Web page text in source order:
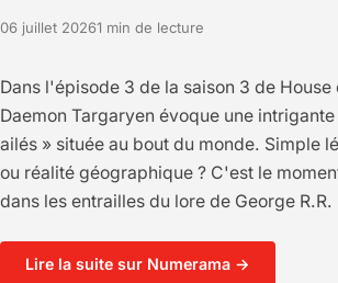
06 juillet 20261 min de lecture
Dans l'épisode 3 de la saison 3 de House
Daemon Targaryen évoque une
ailés » située au bout du monde. Simple
ou réalité géographique ? C'est le
dans les entrailles du lore de George R.R.
Lire la suite sur Numerama →